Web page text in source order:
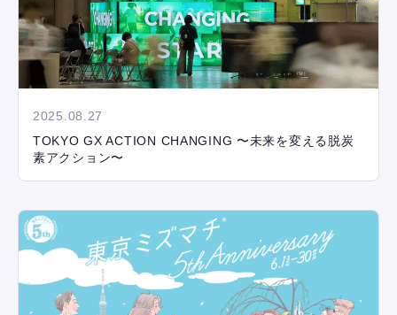
2025.08.27
TOKYO GX ACTION CHANGING 〜未来を変える脱炭
素アクション〜